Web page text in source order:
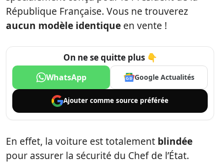
République Française. Vous ne trouverez
aucun modèle identique en vente !
On ne se quitte plus 👇
WhatsApp Google Actualités
Ajouter comme source préférée
En effet, la voiture est totalement blindée
pour assurer la sécurité du Chef de l’État.